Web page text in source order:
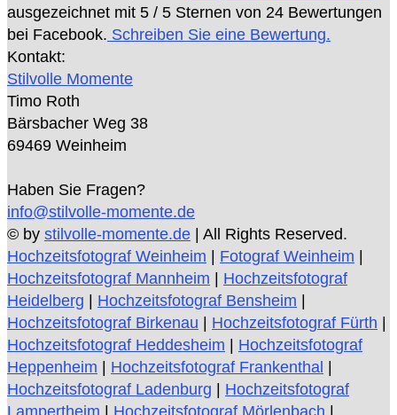
ausgezeichnet mit 5 / 5 Sternen von 24 Bewertungen
bei Facebook. Schreiben Sie eine Bewertung.
Kontakt:
Stilvolle Momente
Timo Roth
Bärsbacher Weg 38
69469 Weinheim
Haben Sie Fragen?
info@stilvolle-momente.de
© by stilvolle-momente.de | All Rights Reserved.
Hochzeitsfotograf Weinheim | Fotograf Weinheim |
Hochzeitsfotograf Mannheim | Hochzeitsfotograf
Heidelberg | Hochzeitsfotograf Bensheim |
Hochzeitsfotograf Birkenau | Hochzeitsfotograf Fürth |
Hochzeitsfotograf Heddesheim | Hochzeitsfotograf
Heppenheim | Hochzeitsfotograf Frankenthal |
Hochzeitsfotograf Ladenburg | Hochzeitsfotograf
Lampertheim | Hochzeitsfotograf Mörlenbach |